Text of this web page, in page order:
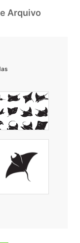
Arquivo